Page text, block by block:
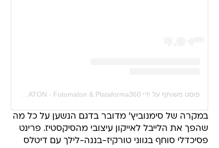
פוסט משותף על ידי ‏‎FLAIXMATON - Fotomaton & Plataforma360‎‏ (@‏‎fotomatonflaixmaton‎‏)
במקרה של סימנוביץ' מדובר בדגם הנשען על כל מה
שהפך את הלייבל לאייקון עיצובי מהסיקסטיז. פרינט
פסיכדלי סוחף בגווני טורקיז-בננה-לילך עם דיטלס